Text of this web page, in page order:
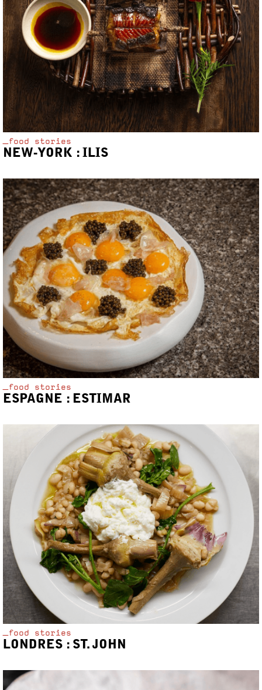
_food stories
NEW-YORK : ILIS
_food stories
ESPAGNE : ESTIMAR
_food stories
LONDRES : ST. JOHN